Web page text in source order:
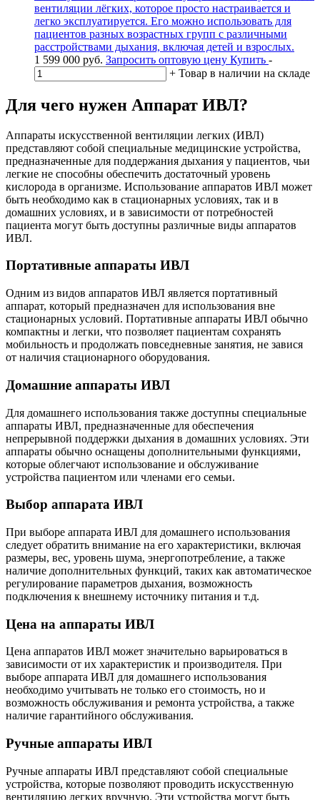
вентиляции лёгких, которое просто настраивается и
легко эксплуатируется. Его можно использовать для
пациентов разных возрастных групп с различными
расстройствами дыхания, включая детей и взрослых.
1 599 000 руб. Запросить оптовую цену Купить -
+ Товар в наличии на складе
Для чего нужен Аппарат ИВЛ?
Аппараты искусственной вентиляции легких (ИВЛ)
представляют собой специальные медицинские устройства,
предназначенные для поддержания дыхания у пациентов, чьи
легкие не способны обеспечить достаточный уровень
кислорода в организме. Использование аппаратов ИВЛ может
быть необходимо как в стационарных условиях, так и в
домашних условиях, и в зависимости от потребностей
пациента могут быть доступны различные виды аппаратов
ИВЛ.
Портативные аппараты ИВЛ
Одним из видов аппаратов ИВЛ является портативный
аппарат, который предназначен для использования вне
стационарных условий. Портативные аппараты ИВЛ обычно
компактны и легки, что позволяет пациентам сохранять
мобильность и продолжать повседневные занятия, не завися
от наличия стационарного оборудования.
Домашние аппараты ИВЛ
Для домашнего использования также доступны специальные
аппараты ИВЛ, предназначенные для обеспечения
непрерывной поддержки дыхания в домашних условиях. Эти
аппараты обычно оснащены дополнительными функциями,
которые облегчают использование и обслуживание
устройства пациентом или членами его семьи.
Выбор аппарата ИВЛ
При выборе аппарата ИВЛ для домашнего использования
следует обратить внимание на его характеристики, включая
размеры, вес, уровень шума, энергопотребление, а также
наличие дополнительных функций, таких как автоматическое
регулирование параметров дыхания, возможность
подключения к внешнему источнику питания и т.д.
Цена на аппараты ИВЛ
Цена аппаратов ИВЛ может значительно варьироваться в
зависимости от их характеристик и производителя. При
выборе аппарата ИВЛ для домашнего использования
необходимо учитывать не только его стоимость, но и
возможность обслуживания и ремонта устройства, а также
наличие гарантийного обслуживания.
Ручные аппараты ИВЛ
Ручные аппараты ИВЛ представляют собой специальные
устройства, которые позволяют проводить искусственную
вентиляцию легких вручную. Эти устройства могут быть